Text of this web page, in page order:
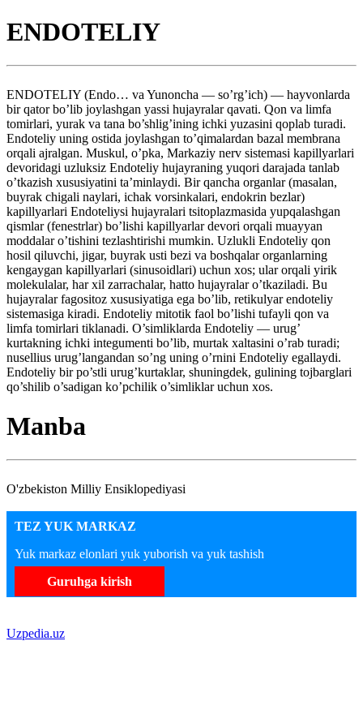
ENDOTELIY
ENDOTELIY (Endo… va Yunoncha — so’rg’ich) — hayvonlarda
bir qator bo’lib joylashgan yassi hujayralar qavati. Qon va limfa
tomirlari, yurak va tana bo’shlig’ining ichki yuzasini qoplab turadi.
Endoteliy uning ostida joylashgan to’qimalardan bazal membrana
orqali ajralgan. Muskul, o’pka, Markaziy nerv sistemasi kapillyarlari
devoridagi uzluksiz Endoteliy hujayraning yuqori darajada tanlab
o’tkazish xususiyatini ta’minlaydi. Bir qancha organlar (masalan,
buyrak chigali naylari, ichak vorsinkalari, endokrin bezlar)
kapillyarlari Endoteliysi hujayralari tsitoplazmasida yupqalashgan
qismlar (fenestrlar) bo’lishi kapillyarlar devori orqali muayyan
moddalar o’tishini tezlashtirishi mumkin. Uzlukli Endoteliy qon
hosil qiluvchi, jigar, buyrak usti bezi va boshqalar organlarning
kengaygan kapillyarlari (sinusoidlari) uchun xos; ular orqali yirik
molekulalar, har xil zarrachalar, hatto hujayralar o’tkaziladi. Bu
hujayralar fagositoz xususiyatiga ega bo’lib, retikulyar endoteliy
sistemasiga kiradi. Endoteliy mitotik faol bo’lishi tufayli qon va
limfa tomirlari tiklanadi. O’simliklarda Endoteliy — urug’
kurtakning ichki integumenti bo’lib, murtak xaltasini o’rab turadi;
nusellius urug’langandan so’ng uning o’rnini Endoteliy egallaydi.
Endoteliy bir po’stli urug’kurtaklar, shuningdek, gulining tojbarglari
qo’shilib o’sadigan ko’pchilik o’simliklar uchun xos.
Manba
O'zbekiston Milliy Ensiklopediyasi
TEZ YUK MARKAZ
Yuk markaz elonlari yuk yuborish va yuk tashish
Guruhga kirish
Uzpedia.uz